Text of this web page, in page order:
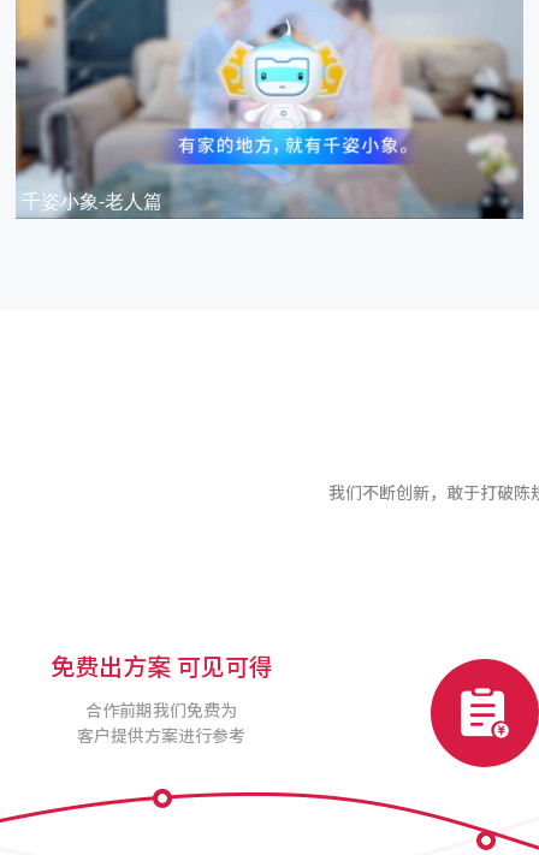
千姿小象-老人篇
我们不断创新，敢于打破
免费出方案 可见可得
合作前期我们免费为
客户提供方案进行参考